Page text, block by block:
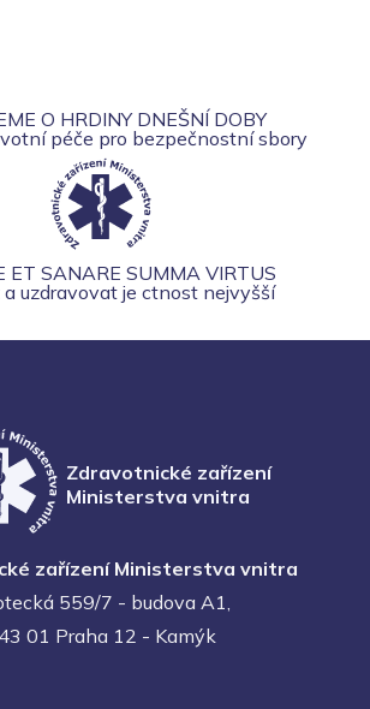
O HRDINY DNEŠNÍ DOBY
péče pro bezpečnostní sbory
ET SANARE SUMMA VIRTUS
uzdravovat je ctnost nejvyšší
Zdravotnické zařízení
Ministerstva vnitra
zařízení Ministerstva vnitra
559/7 - budova A1,
01 Praha 12 - Kamýk